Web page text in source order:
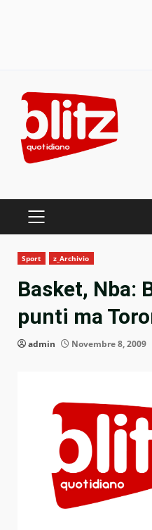
content
PRIMARY
Sport z_Archivio
Basket, Nba:
punti ma
admin Novembre 8, 2009